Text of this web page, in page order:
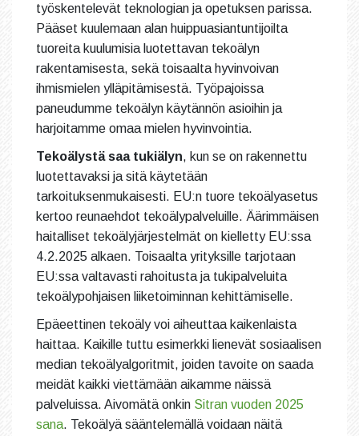
työskentelevät teknologian ja opetuksen parissa.
Pääset kuulemaan alan huippuasiantuntijoilta
tuoreita kuulumisia luotettavan tekoälyn
rakentamisesta, sekä toisaalta hyvinvoivan
ihmismielen ylläpitämisestä. Työpajoissa
paneudumme tekoälyn käytännön asioihin ja
harjoitamme omaa mielen hyvinvointia.
Tekoälystä saa tukiälyn, kun se on rakennettu
luotettavaksi ja sitä käytetään
tarkoituksenmukaisesti. EU:n tuore tekoälyasetus
kertoo reunaehdot tekoälypalveluille. Äärimmäisen
haitalliset tekoälyjärjestelmät on kielletty EU:ssa
4.2.2025 alkaen. Toisaalta yrityksille tarjotaan
EU:ssa valtavasti rahoitusta ja tukipalveluita
tekoälypohjaisen liiketoiminnan kehittämiselle.
Epäeettinen tekoäly voi aiheuttaa kaikenlaista
haittaa. Kaikille tuttu esimerkki lienevät sosiaalisen
median tekoälyalgoritmit, joiden tavoite on saada
meidät kaikki viettämään aikamme näissä
palveluissa. Aivomätä onkin Sitran vuoden 2025
sana. Tekoälyä sääntelemällä voidaan näitä